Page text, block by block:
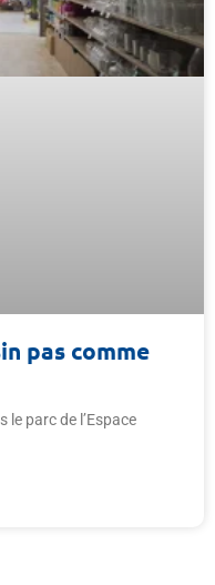
pas comme
le parc de l’Espace